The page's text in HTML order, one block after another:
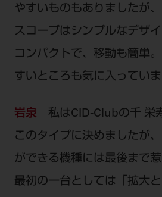
やすいものもありましたが
スコープはシンプルなデザ
コンパクトで、移動も簡単
すいところも気に入っていま
岩泉 私はCID-Clubの千 栄
このタイプに決めましたが
ができる機種には最後まで
最初の一台としては「拡大